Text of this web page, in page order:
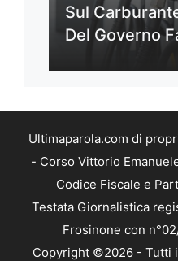
Sul
Del Governo
Ultimaparola.com di
- Corso Vittorio
Codice Fiscale e
Testata Giornalistica
Frosinone con
Copyright ©2026 - Tutti